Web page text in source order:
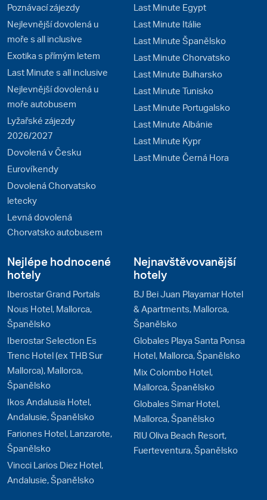
Poznávací zájezdy
Nejlevnější dovolená u
moře s all inclusive
Exotika s přímým letem
Last Minute s all inclusive
Nejlevnější dovolená u
moře autobusem
Lyžařské zájezdy
2026/2027
Dovolená v Česku
Eurovíkendy
Dovolená Chorvatsko
letecky
Levná dovolená
Chorvatsko autobusem
Last Minute Egypt
Last Minute Itálie
Last Minute Španělsko
Last Minute Chorvatsko
Last Minute Bulharsko
Last Minute Tunisko
Last Minute Portugalsko
Last Minute Albánie
Last Minute Kypr
Last Minute Černá Hora
Nejlépe hodnocené
hotely
Iberostar Grand Portals
Nous Hotel, Mallorca,
Španělsko
Iberostar Selection Es
Trenc Hotel (ex THB Sur
Mallorca), Mallorca,
Španělsko
Ikos Andalusia Hotel,
Andalusie, Španělsko
Fariones Hotel, Lanzarote,
Španělsko
Vincci Larios Diez Hotel,
Andalusie, Španělsko
Nejnavštěvovanější
hotely
BJ Bei Juan Playamar Hotel
& Apartments, Mallorca,
Španělsko
Globales Playa Santa Ponsa
Hotel, Mallorca, Španělsko
Mix Colombo Hotel,
Mallorca, Španělsko
Globales Simar Hotel,
Mallorca, Španělsko
RIU Oliva Beach Resort,
Fuerteventura, Španělsko